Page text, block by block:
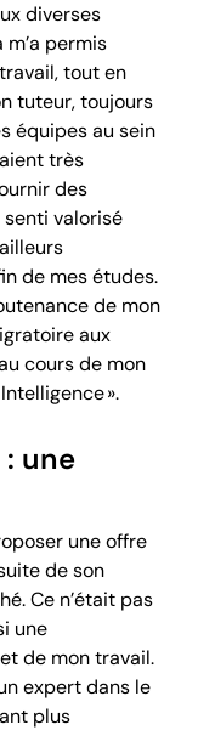
diverses
permis
tout en
tuteur, toujours
équipes au sein
très
des
valorisé
de mes études.
de mon
aux
cours de mon
».
une
une offre
de son
Ce n’était pas
une
de mon travail.
expert dans le
plus